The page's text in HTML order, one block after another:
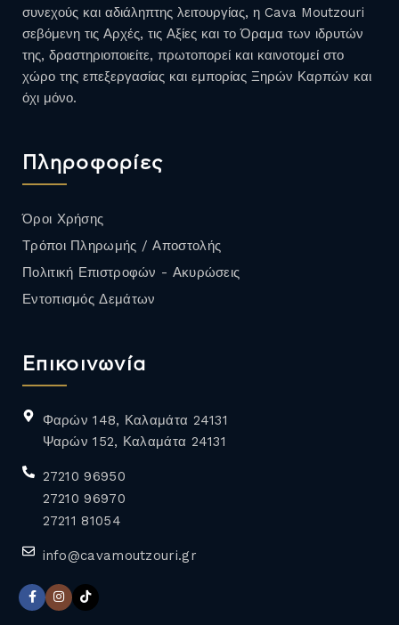
συνεχούς και αδιάληπτης λειτουργίας, η Cava Moutzouri
σεβόμενη τις Αρχές, τις Αξίες και το Όραμα των ιδρυτών
της, δραστηριοποιείτε, πρωτοπορεί και καινοτομεί στο
χώρο της επεξεργασίας και εμπορίας Ξηρών Καρπών και
όχι μόνο.
Πληροφορίες
Όροι Χρήσης
Τρόποι Πληρωμής / Αποστολής
Πολιτική Επιστροφών - Ακυρώσεις
Εντοπισμός Δεμάτων
Επικοινωνία
Φαρών 148, Καλαμάτα 24131
Ψαρών 152, Καλαμάτα 24131
27210 96950
27210 96970
27211 81054
info@cavamoutzouri.gr